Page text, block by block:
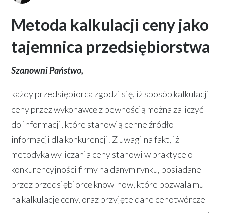
Metoda kalkulacji ceny jako
tajemnica przedsiębiorstwa
Szanowni Państwo,
każdy przedsiębiorca zgodzi się, iż sposób kalkulacji
ceny przez wykonawcę z pewnością można zaliczyć
do informacji, które stanowią cenne źródło
informacji dla konkurencji. Z uwagi na fakt, iż
metodyka wyliczania ceny stanowi w praktyce o
konkurencyjności firmy na danym rynku, posiadane
przez przedsiębiorcę know-how, które pozwala mu
na kalkulację ceny, oraz przyjęte dane cenotwórcze